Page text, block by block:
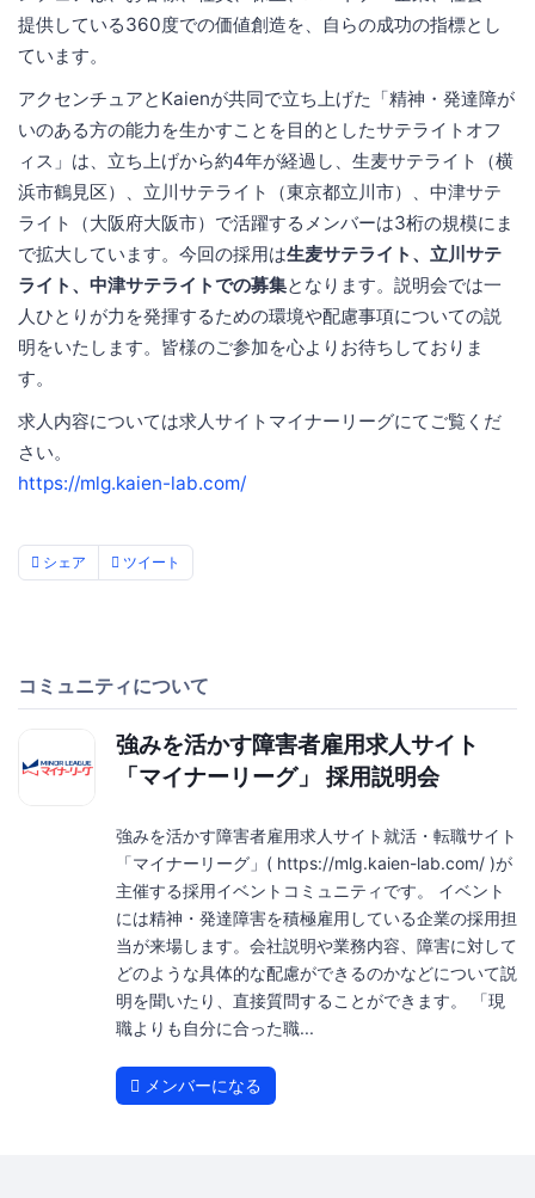
提供している360度での価値創造を、自らの成功の指標とし
ています。
アクセンチュアとKaienが共同で立ち上げた「精神・発達障が
いのある方の能力を生かすことを目的としたサテライトオフ
ィス」は、立ち上げから約4年が経過し、生麦サテライト（横
浜市鶴見区）、立川サテライト（東京都立川市）、中津サテ
ライト（大阪府大阪市）で活躍するメンバーは3桁の規模にま
で拡大しています。今回の採用は生麦サテライト、立川サテ
ライト、中津サテライトでの募集となります。説明会では一
人ひとりが力を発揮するための環境や配慮事項についての説
明をいたします。皆様のご参加を心よりお待ちしておりま
す。
求人内容については求人サイトマイナーリーグにてご覧くだ
さい。
https://mlg.kaien-lab.com/
シェア ツイート
コミュニティについて
強みを活かす障害者雇用求人サイト
「マイナーリーグ」 採用説明会
強みを活かす障害者雇用求人サイト就活・転職サイト
「マイナーリーグ」( https://mlg.kaien-lab.com/ )が
主催する採用イベントコミュニティです。 イベント
には精神・発達障害を積極雇用している企業の採用担
当が来場します。会社説明や業務内容、障害に対して
どのような具体的な配慮ができるのかなどについて説
明を聞いたり、直接質問することができます。 「現
職よりも自分に合った職...
メンバーになる